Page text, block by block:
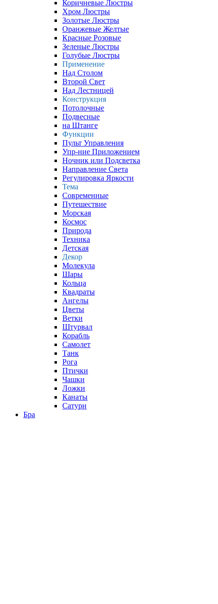
Коричневые Люстры
Хром Люстры
Золотые Люстры
Оранжевые Желтые
Красные Розовые
Зеленые Люстры
Голубые Люстры
Применение
Над Столом
Второй Свет
Над Лестницей
Конструкция
Потолочные
Подвесные
на Штанге
Функции
Пульт Управления
Упр-ние Приложением
Ночник или Подсветка
Направление Света
Регулировка Яркости
Тема
Современные
Путешествие
Морская
Космос
Природа
Техника
Детская
Декор
Молекула
Шары
Кольца
Квадраты
Ангелы
Цветы
Ветки
Штурвал
Корабль
Самолет
Танк
Рога
Птички
Чашки
Ложки
Канаты
Сатурн
Бра